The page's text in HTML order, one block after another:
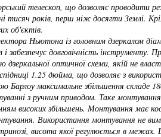
телескоп, що дозволяє проводити
років, перш ніж досягти Землі.
об'єктів.
Ньютона із головним дзеркалом
і забезпечує довговічність
оптичної схеми, якій не
1.25 дюйма, що дозволяє з
Барлоу максимальне збільшення складе
з ручним приводом. Таке
високих збільшень. Монтування має
Використання монтування не
висота якої регулюється в